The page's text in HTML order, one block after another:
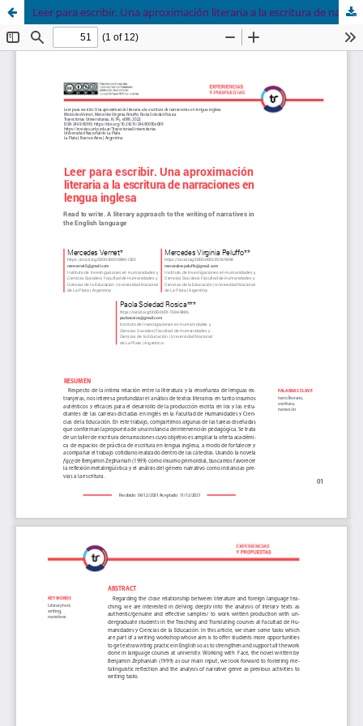
Leer para escribir. Una aproximación literaria a la escritura de narraciones en lengua inglesa